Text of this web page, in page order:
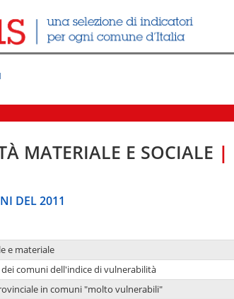
MATERIALE E SOCIALE |
DEL 2011
e materiale
comuni dell'indice di vulnerabilità
in comuni "molto vulnerabili"